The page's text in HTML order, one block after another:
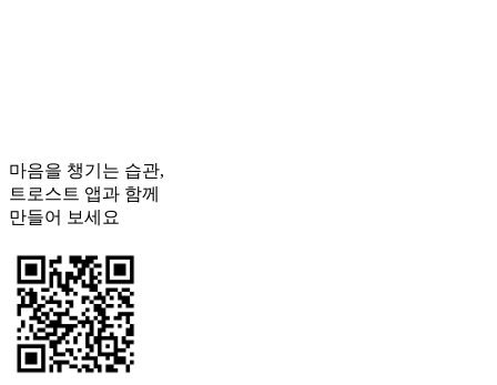
마음을 챙기는 습관,
트로스트 앱과 함께
만들어 보세요